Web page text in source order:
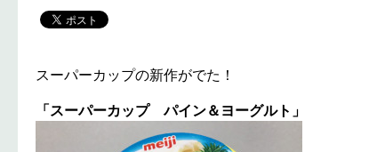
スーパーカップの新作がでた！
「スーパーカップ パイン＆ヨーグルト」